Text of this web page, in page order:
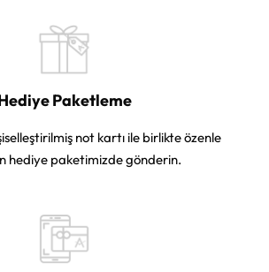
Paketleme
not kartı ile birlikte özenle
hediye paketimizde gönderin.